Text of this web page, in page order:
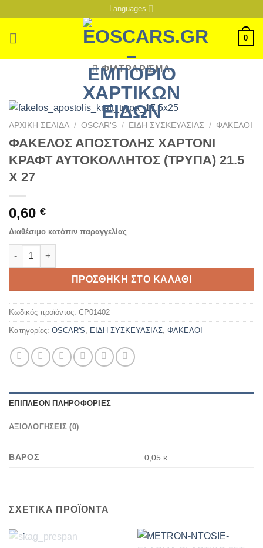
περιεχόμενο
Languages
0
ΦΙΛΤΡΆΡΙΣΜΑ
ΑΡΧΙΚΉ ΣΕΛΊΔΑ / OSCAR'S / ΕΙΔΗ ΣΥΣΚΕΥΑΣΙΑΣ / ΦΑΚΕΛΟΙ
ΦΑΚΕΛΟΣ ΑΠΟΣΤΟΛΗΣ ΧΑΡΤΟΝΙ
ΚΡΑΦΤ ΑΥΤΟΚΟΛΛΗΤΟΣ (ΤΡΥΠΑ) 21.5
X 27
0,60 €
Διαθέσιμο κατόπιν παραγγελίας
ΦΑΚΕΛΟΣ ΑΠΟΣΤΟΛΗΣ ΧΑΡΤΟΝΙ ΚΡΑΦΤ ΑΥΤΟΚΟΛΛΗΤΟΣ
ΠΡΟΣΘΉΚΗ ΣΤΟ ΚΑΛΆΘΙ
Κωδικός προϊόντος: CP01402
Κατηγορίες: OSCAR'S ΕΙΔΗ ΣΥΣΚΕΥΑΣΙΑΣ ΦΑΚΕΛΟΙ
ΕΠΙΠΛΈΟΝ ΠΛΗΡΟΦΟΡΊΕΣ
ΑΞΙΟΛΟΓΉΣΕΙΣ (0)
ΒΆΡΟΣ 0,05 κ.
ΣΧΕΤΙΚΆ ΠΡΟΪΌΝΤΑ